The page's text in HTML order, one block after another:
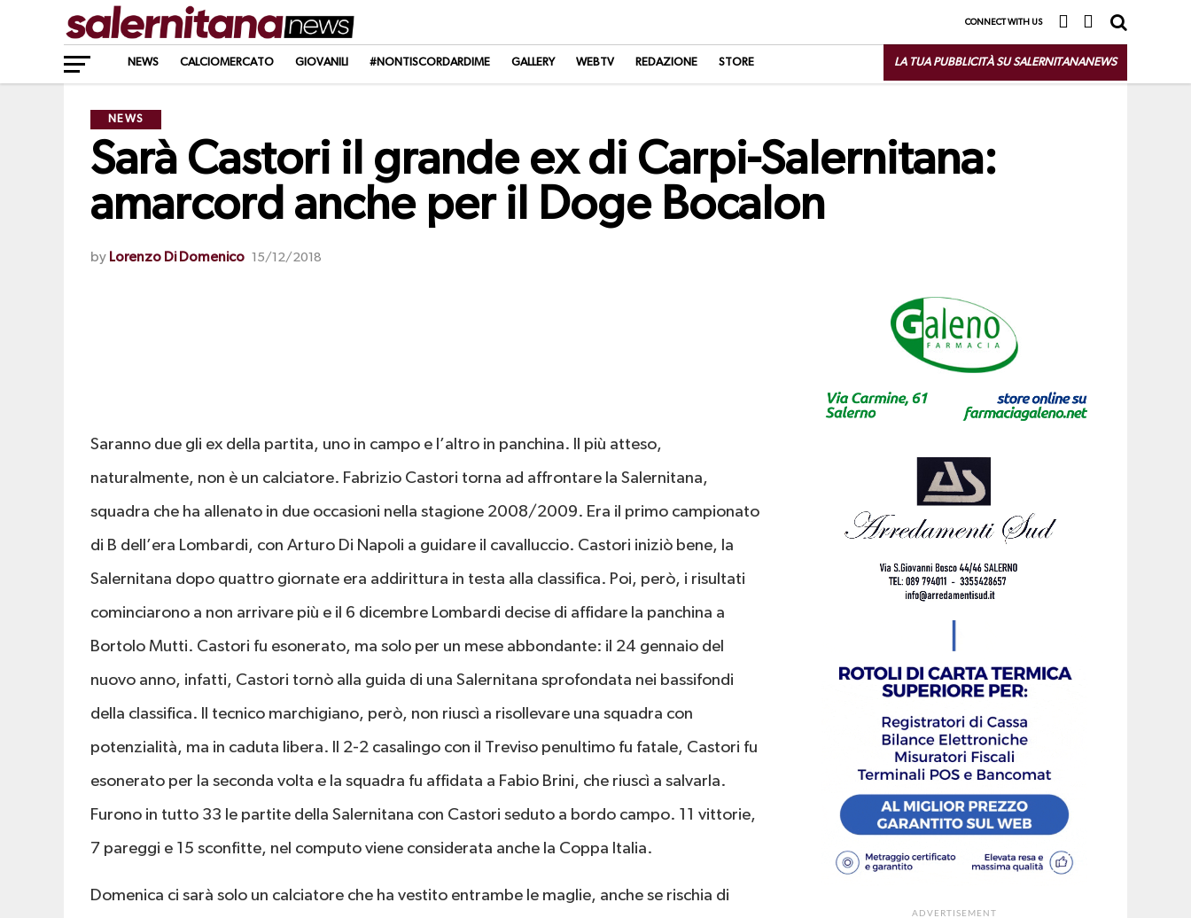
CONNECT WITH US
NEWS CALCIOMERCATO GIOVANILI #NONTISCORDARDIME GALLERY WEBTV REDAZIONE STORE LA TUA PUBBLICITÀ SU SALERNITANANEWS
NEWS
Sarà Castori il grande ex di Carpi-Salernitana:
amarcord anche per il Doge Bocalon
by Lorenzo Di Domenico 15/12/2018
Saranno due gli ex della partita, uno in campo e l’altro in panchina. Il più atteso,
naturalmente, non è un calciatore. Fabrizio Castori torna ad affrontare la Salernitana,
squadra che ha allenato in due occasioni nella stagione 2008/2009. Era il primo campionato
di B dell’era Lombardi, con Arturo Di Napoli a guidare il cavalluccio. Castori iniziò bene, la
Salernitana dopo quattro giornate era addirittura in testa alla classifica. Poi, però, i risultati
cominciarono a non arrivare più e il 6 dicembre Lombardi decise di affidare la panchina a
Bortolo Mutti. Castori fu esonerato, ma solo per un mese abbondante: il 24 gennaio del
nuovo anno, infatti, Castori tornò alla guida di una Salernitana sprofondata nei bassifondi
della classifica. Il tecnico marchigiano, però, non riuscì a risollevare una squadra con
potenzialità, ma in caduta libera. Il 2-2 casalingo con il Treviso penultimo fu fatale, Castori fu
esonerato per la seconda volta e la squadra fu affidata a Fabio Brini, che riuscì a salvarla.
Furono in tutto 33 le partite della Salernitana con Castori seduto a bordo campo. 11 vittorie,
7 pareggi e 15 sconfitte, nel computo viene considerata anche la Coppa Italia.
Domenica ci sarà solo un calciatore che ha vestito entrambe le maglie, anche se rischia di
ADVERTISEMENT